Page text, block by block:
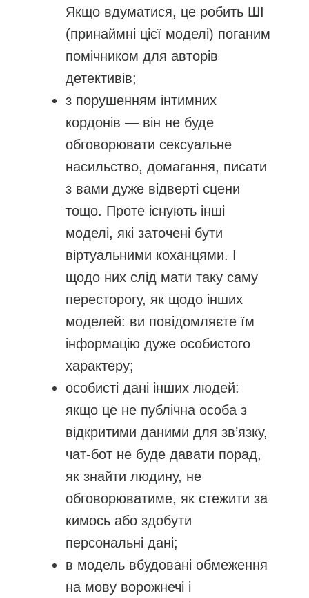
Якщо вдуматися, це робить ШІ
(принаймні цієї моделі) поганим
помічником для авторів
детективів;
з порушенням інтимних
кордонів — він не буде
обговорювати сексуальне
насильство, домагання, писати
з вами дуже відверті сцени
тощо. Проте існують інші
моделі, які заточені бути
віртуальними коханцями. І
щодо них слід мати таку саму
пересторогу, як щодо інших
моделей: ви повідомляєте їм
інформацію дуже особистого
характеру;
особисті дані інших людей:
якщо це не публічна особа з
відкритими даними для зв’язку,
чат-бот не буде давати порад,
як знайти людину, не
обговорюватиме, як стежити за
кимось або здобути
персональні дані;
в модель вбудовані обмеження
на мову ворожнечі і